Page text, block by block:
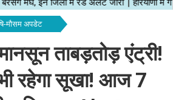
मौसम अपडेट
ताबड़तोड़ एंट्री!
रहेगा सूखा! आज 7